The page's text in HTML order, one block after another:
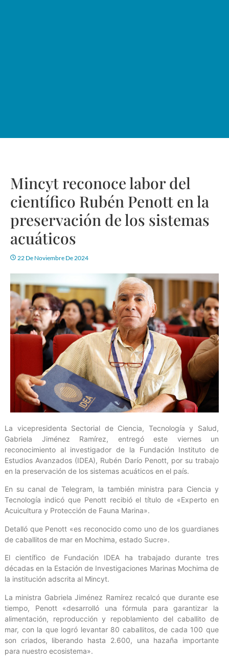
Mincyt reconoce labor del
científico Rubén Penott en la
preservación de los sistemas
acuáticos
22 De Noviembre De 2024
La vicepresidenta Sectorial de Ciencia, Tecnología y Salud,
Gabriela Jiménez Ramírez, entregó este viernes un
reconocimiento al investigador de la Fundación Instituto de
Estudios Avanzados (IDEA), Rubén Darío Penott, por su trabajo
en la preservación de los sistemas acuáticos en el país.
En su canal de Telegram, la también ministra para Ciencia y
Tecnología indicó que Penott recibió el título de «Experto en
Acuicultura y Protección de Fauna Marina».
Detalló que Penott «es reconocido como uno de los guardianes
de caballitos de mar en Mochima, estado Sucre».
El científico de Fundación IDEA ha trabajado durante tres
décadas en la Estación de Investigaciones Marinas Mochima de
la institución adscrita al Mincyt.
La ministra Gabriela Jiménez Ramírez recalcó que durante ese
tiempo, Penott «desarrolló una fórmula para garantizar la
alimentación, reproducción y repoblamiento del caballito de
mar, con la que logró levantar 80 caballitos, de cada 100 que
son criados, liberando hasta 2.600, una hazaña importante
para nuestro ecosistema».